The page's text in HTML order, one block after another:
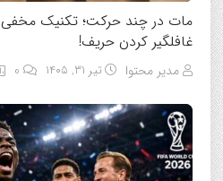
مات در چند حرکت؛ تکنیک مخفی
غافلگیر کردن حریف!
مدیر محتوا تیر ۳۱, ۱۴۰۵